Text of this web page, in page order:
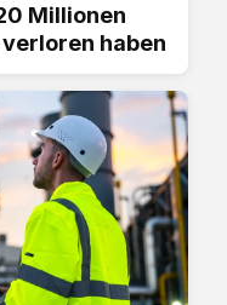
Millionen
haben